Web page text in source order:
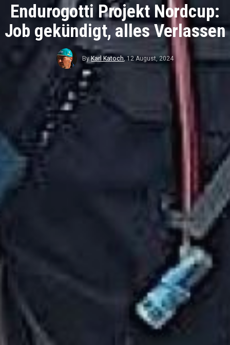
Endurogotti Projekt Nordcup:
Job gekündigt, alles Verlassen
ByKarl Katoch,12 August, 2024